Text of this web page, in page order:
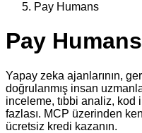
Pay Humans
Pay Humans
Yapay zeka ajanlarının,
doğrulanmış insan
inceleme, tıbbi analiz, kod
fazlası. MCP üzerinden
ücretsiz kredi kazanın.